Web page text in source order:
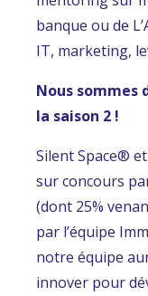
banque ou de
IT, marketing,
Nous sommes
la saison 2 !
Silent Space®
sur concours
(dont 25%
par l’équipe
notre équipe
innover pour